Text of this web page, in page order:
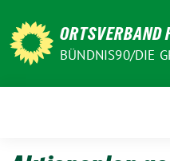
zum
Inhalt
ORTSVERBAND
BÜNDNIS90/DIE